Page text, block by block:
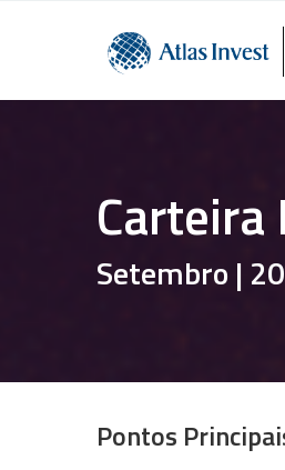
Carteira
Setembro |
Pontos